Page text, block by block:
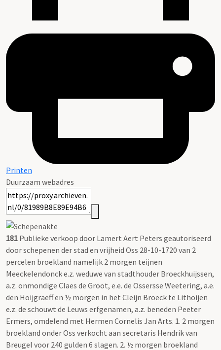
Printen
Duurzaam webadres
181 Publieke verkoop door Lamert Aert Peters geautoriseerd
door schepenen der stad en vrijheid Oss 28-10-1720 van 2
percelen broekland namelijk 2 morgen teijnen
Meeckelendonck e.z. weduwe van stadthouder Broeckhuijssen,
a.z. onmondige Claes de Groot, e.e. de Ossersse Weetering, a.e.
den Hoijgraeff en ½ morgen in het Cleijn Broeck te Lithoijen
e.z. de schouwt de Leuws erfgenamen, a.z. beneden Peeter
Ermers, omdelend met Hermen Cornelis Jan Arts. 1. 2 morgen
broekland onder Oss verkocht aan secretaris Hendrik van
Breugel voor 240 gulden 6 slagen. 2. ½ morgen broekland